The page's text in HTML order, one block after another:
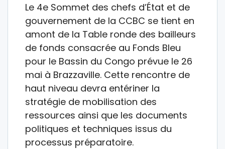
Le 4e Sommet des chefs d’État et de
gouvernement de la CCBC se tient en
amont de la Table ronde des bailleurs
de fonds consacrée au Fonds Bleu
pour le Bassin du Congo prévue le 26
mai à Brazzaville. Cette rencontre de
haut niveau devra entériner la
stratégie de mobilisation des
ressources ainsi que les documents
politiques et techniques issus du
processus préparatoire.